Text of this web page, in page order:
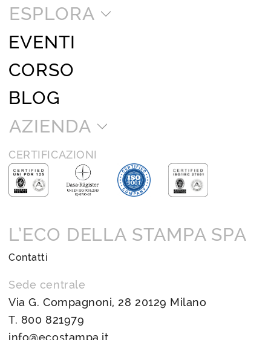
ESPLORA
EVENTI
CORSO
BLOG
AZIENDA
CERTIFICAZIONI
L’ECO DELLA STAMPA SPA
Contatti
Sede centrale
Via G. Compagnoni, 28 20129 Milano
T. 800 821979
info@ecostampa.it